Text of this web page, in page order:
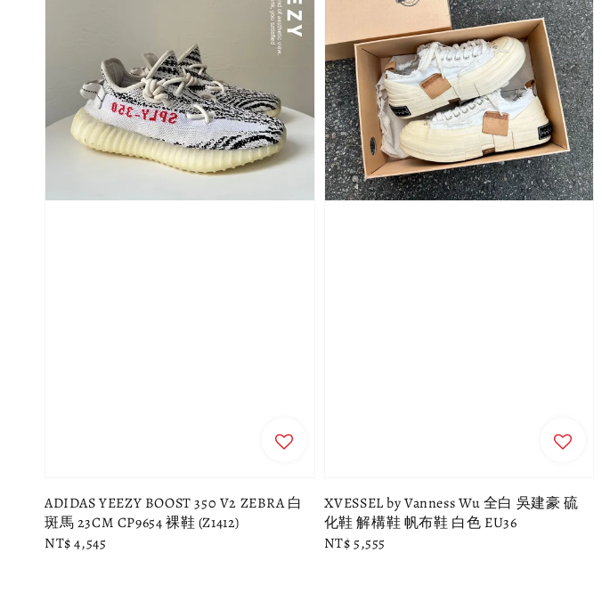
ADIDAS YEEZY BOOST 350 V2 ZEBRA 白
斑馬 23CM CP9654 裸鞋 (Z1412)
Regular
NT$ 4,545
XVESSEL by Vanness Wu 全白 吳建豪 硫
化鞋 解構鞋 帆布鞋 白色 EU36
Regular
NT$ 5,555